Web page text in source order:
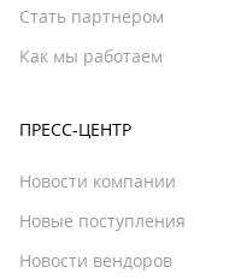
Стать партнером
Как мы работаем
ПРЕСС-ЦЕНТР
Новости компании
Новые поступления
Новости вендоров